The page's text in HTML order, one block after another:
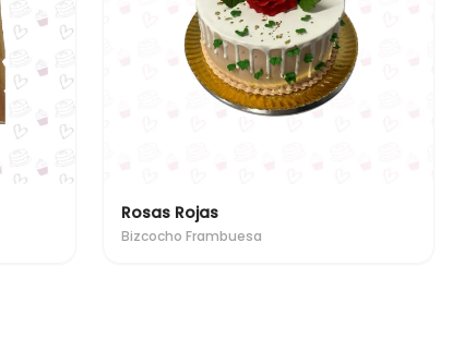
Rosas Rojas
Bizcocho Frambuesa